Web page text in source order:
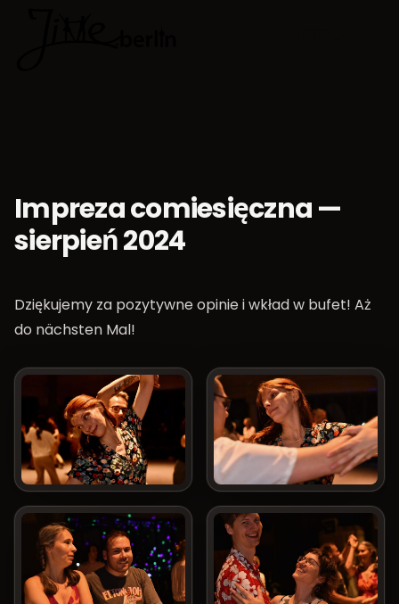
Impreza comiesięczna —
sierpień 2024
Dziękujemy za pozytywne opinie i wkład w bufet! Aż
do nächsten Mal!